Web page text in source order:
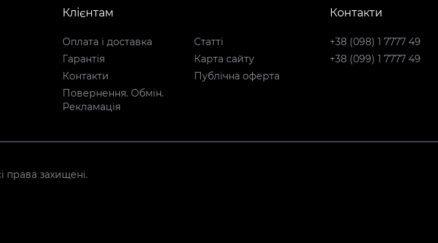
Клієнтам
Оплата і доставка
Гарантія
Контакти
Повернення. Обмін.
Рекламація
Статті
Карта сайту
Публічна оферта
Контакти
+38 (098) 1 7777 49
+38 (099) 1 7777 49
права захищені.